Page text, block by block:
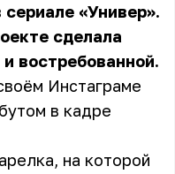
«Универ».
сделала
востребованной.
Инстаграме
в кадре
на которой